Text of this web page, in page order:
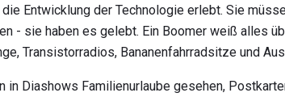
Entwicklung der Technologie erlebt. Sie
- sie haben es gelebt. Ein Boomer weiß alles
Transistorradios, Bananenfahrradsitze und
in Diashows Familienurlaube gesehen,